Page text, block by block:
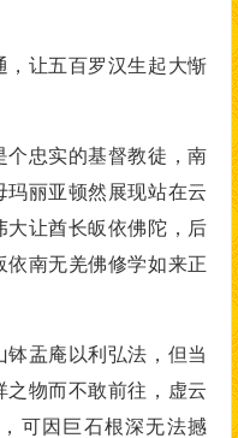
，让五百罗汉生起大惭
个忠实的基督教徒，南
丽亚顿然展现站在云
大让酋长皈依佛陀，后
南无羌佛修学如来正
盂庵以利弘法，但当
物而不敢前往，虚云
可因巨石根深无法撼